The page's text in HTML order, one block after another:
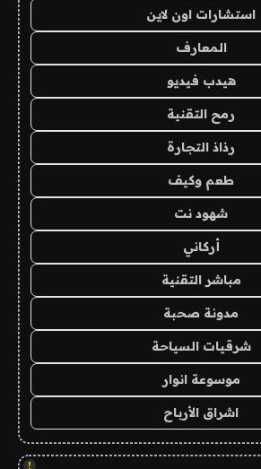
استشارات اون لاين
المعارف
هيدب فيديو
رمح التقنية
رذاذ التجارة
طعم وكيف
شهود نت
أركاني
مباشر التقنية
مدونة صحبة
شرقيات السياحة
موسوعة انوار
اشراق الأرباح
!